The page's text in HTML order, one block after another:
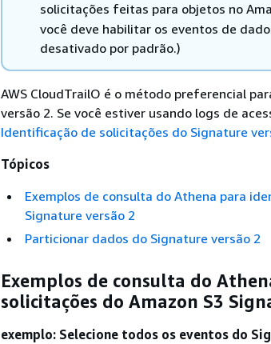
solicitações feitas para objetos no
você deve habilitar os eventos de
desativado por padrão.)
AWS CloudTrailO é o método preferencial
versão 2. Se você estiver usando logs de
Identificação de solicitações do Signature
Tópicos
Exemplos de consulta do Athena para
Signature versão 2
Particionar dados do Signature versão 2
Exemplos de consulta do
solicitações do Amazon S3
exemplo: Selecione todos os eventos do